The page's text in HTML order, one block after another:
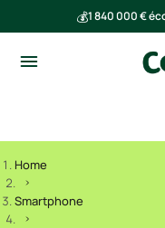
💰1 840 000 €
Home
Smartphone